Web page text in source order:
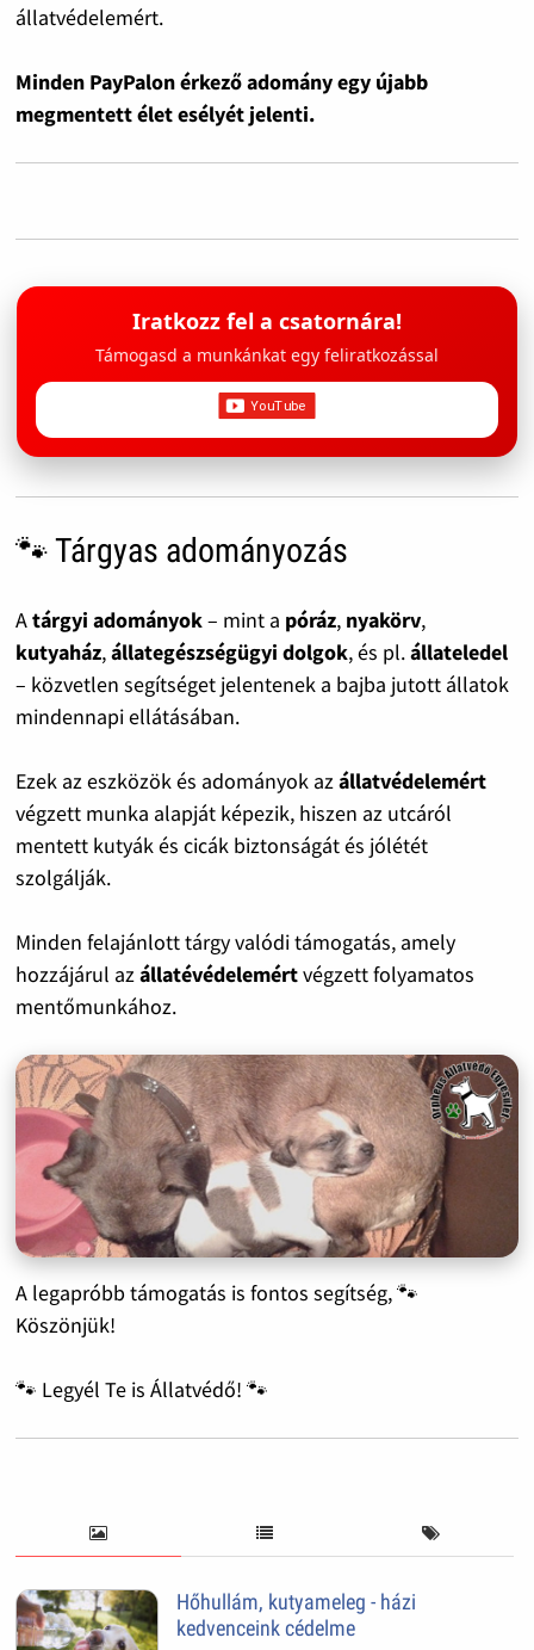
állatvédelemért.
Minden PayPalon érkező adomány egy újabb
megmentett élet esélyét jelenti.
Iratkozz fel a csatornára!
Támogasd a munkánkat egy feliratkozással
🐾 Tárgyas adományozás
Atárgyi adományok– mint a póráz, nyakörv,
kutyaház,állategészségügyi dolgok, és pl.állateledel
– közvetlen segítséget jelentenek a bajba jutott állatok
mindennapi ellátásában.
Ezek az eszközök és adományok azállatvédelemért
végzett munka alapját képezik, hiszen az utcáról
mentett kutyák és cicák biztonságát és jólétét
szolgálják.
Minden felajánlott tárgy valódi támogatás, amely
hozzájárul azállatévédelemértvégzett folyamatos
mentőmunkához.
A legapróbb támogatás is fontos segítség, 🐾
Köszönjük!
🐾 Legyél Te is Állatvédő! 🐾
Hőhullám, kutyameleg - házi
kedvenceink cédelme